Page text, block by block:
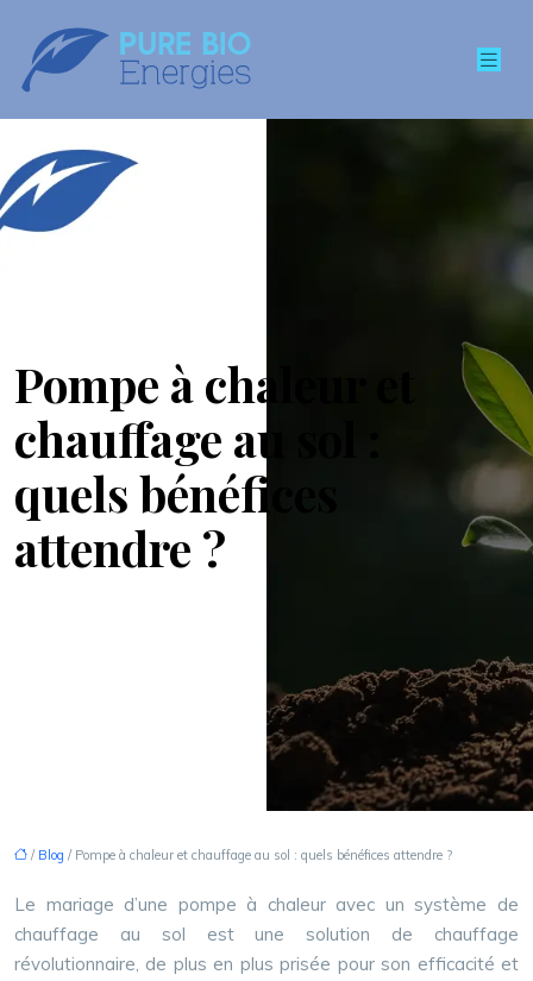
Pompe à chaleur et
chauffage au sol :
quels bénéfices
attendre ?
/ Blog / Pompe à chaleur et chauffage au sol : quels bénéfices attendre ?
Le mariage d’une pompe à chaleur avec un système de
chauffage au sol est une solution de chauffage
révolutionnaire, de plus en plus prisée pour son efficacité et